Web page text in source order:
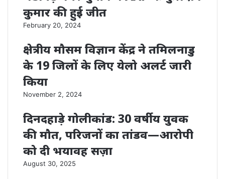
कुमार की हुई जीत
February 20, 2024
क्षेत्रीय मौसम विज्ञान केंद्र ने तमिलनाडु
के 19 जिलों के लिए येलो अलर्ट जारी
किया
November 2, 2024
दिनदहाड़े गोलीकांड: 30 वर्षीय युवक
की मौत, परिजनों का तांडव—आरोपी
को दी भयावह सज़ा
August 30, 2025